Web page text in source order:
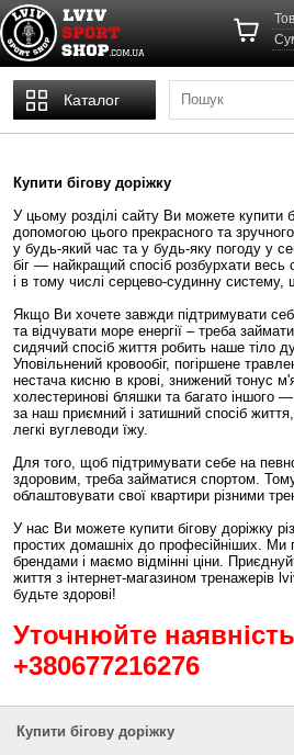
Каталог
Купити бігову доріжку
У цьому розділі сайту Ви можете купити
допомогою цього прекрасного та
у будь-який час та у будь-яку погоду у
біг — найкращий спосіб розбурхати весь
і в тому числі серцево-судинну
Якщо Ви хочете завжди підтримувати
та відчувати море енергії – треба
сидячий спосіб життя робить наше тіло
Уповільнений кровообіг, погіршене
нестача кисню в крові, знижений тонус
холестеринові бляшки та багато іншого
за наш приємний і затишний спосіб
легкі вуглеводи їжу.
Для того, щоб підтримувати себе на
здоровим, треба займатися спортом.
облаштовувати свої квартири різними
У нас Ви можете купити бігову доріжку
простих домашніх до професійніших. Ми
брендами і маємо відмінні ціни.
життя з інтернет-магазином тренажерів
будьте здорові!
Уточнюйте
+380677216276
Купити бігову доріжку